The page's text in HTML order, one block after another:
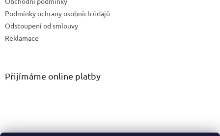
Podmínky ochrany osobních údajů
Odstoupení od smlouvy
Reklamace
Přijímáme online platby